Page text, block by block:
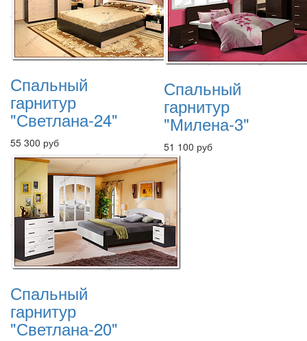
Спальный
гарнитур
"Светлана-24"
55 300 руб
Спальный
гарнитур
"Милена-3"
51 100 руб
Спальный
гарнитур
"Светлана-20"